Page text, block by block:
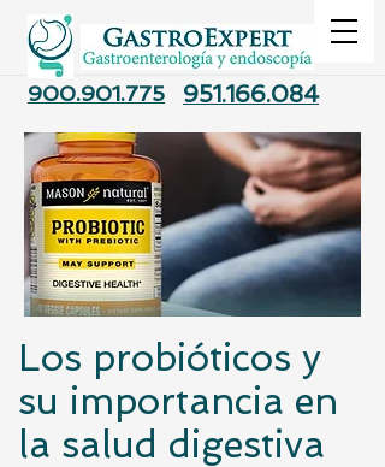
900.901.775 951.166.084
Los probióticos y
su importancia en
la salud digestiva